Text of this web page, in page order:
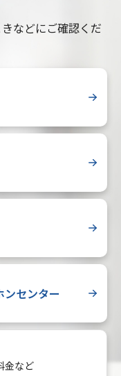
などにご確認くだ
センター
金など